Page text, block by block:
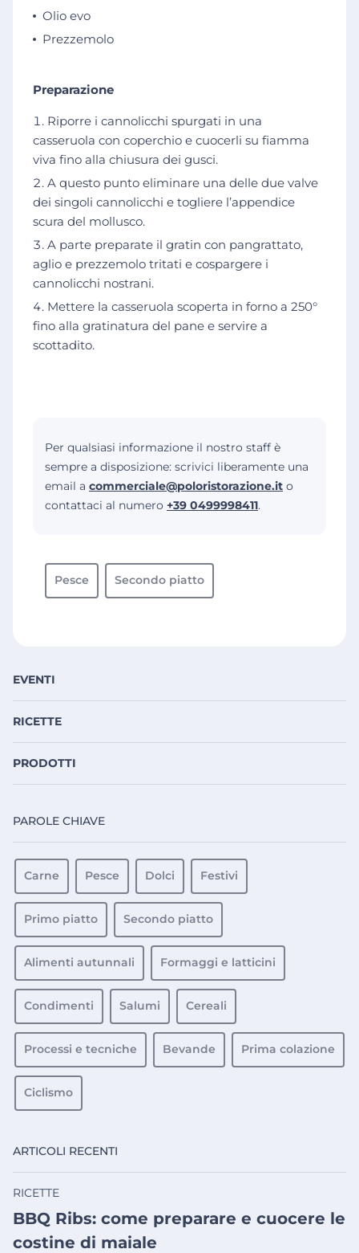
Olio evo
Prezzemolo
Preparazione
Riporre i cannolicchi spurgati in una
casseruola con coperchio e cuocerli su fiamma
viva fino alla chiusura dei gusci.
A questo punto eliminare una delle due valve
dei singoli cannolicchi e togliere l’appendice
scura del mollusco.
A parte preparate il gratin con pangrattato,
aglio e prezzemolo tritati e cospargere i
cannolicchi nostrani.
Mettere la casseruola scoperta in forno a 250°
fino alla gratinatura del pane e servire a
scottadito.
Per qualsiasi informazione il nostro staff è
sempre a disposizione: scrivici liberamente una
email a commerciale@poloristorazione.it o
contattaci al numero +39 0499998411.
Pesce Secondo piatto
EVENTI
RICETTE
PRODOTTI
PAROLE CHIAVE
Carne Pesce Dolci Festivi
Primo piatto Secondo piatto
Alimenti autunnali Formaggi e latticini
Condimenti Salumi Cereali
Processi e tecniche Bevande Prima colazione
Ciclismo
ARTICOLI RECENTI
RICETTE
BBQ Ribs: come preparare e cuocere le
costine di maiale